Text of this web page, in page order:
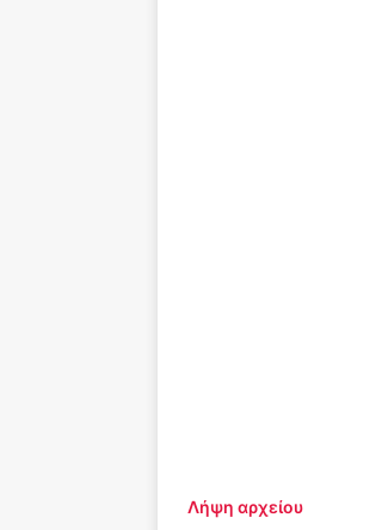
Λήψη αρχείου